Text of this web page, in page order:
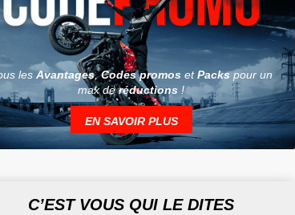
les Avantages,Codes promosetPackspour un
max deréductions !
EN SAVOIR PLUS
C’EST VOUS QUI LE DITES